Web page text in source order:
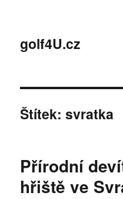
golf4U.cz
Štítek:svratka
Přírodní
hřiště ve